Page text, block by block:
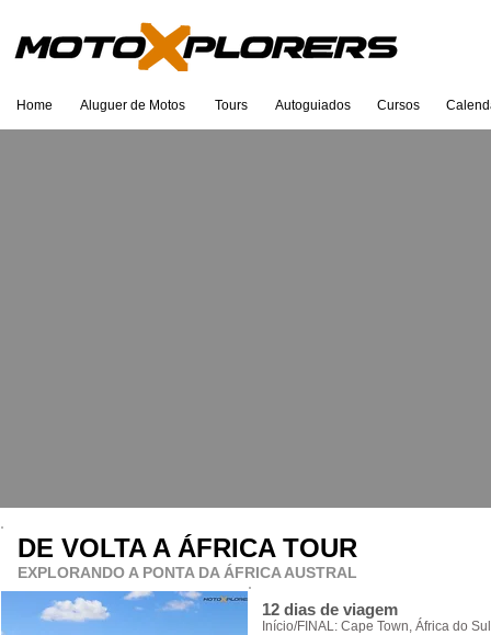
Home Aluguer de Motos Tours Autoguiados Cursos
12 dias de viagem
Início/FINAL: Cape Town, África do Sul
DE VOLTA A ÁFRICA TOUR
EXPLORANDO A PONTA DA ÁFRICA AUSTRAL